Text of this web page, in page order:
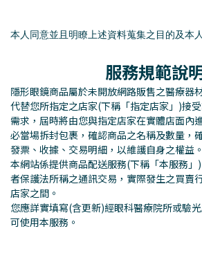
本人同意並且明瞭上述資料蒐集之目的及本
服務規範說
隱形眼鏡商品屬於未開放網路販售之醫療器
代替您所指定之店家(下稱「指定店家」)接
需求，屆時將由您與指定店家在實體店面內
必當場拆封包裹，確認商品之名稱及數量，
發票、收據、交易明細，以維護自身之權益。
本網站係提供商品配送服務(下稱「本服務
者保護法所稱之通訊交易，實際發生之買賣
店家之間。
您應詳實填寫(含更新)經眼科醫療院所或驗
可使用本服務。